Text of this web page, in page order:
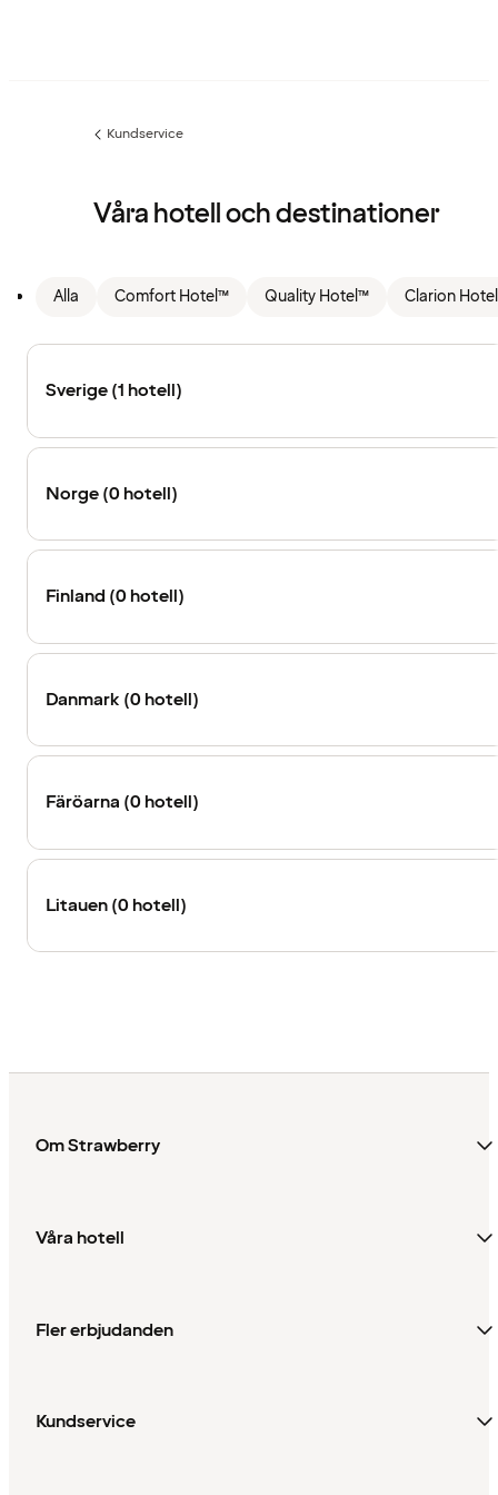
Föregående
Kundservice
Våra hotell och destinationer
Alla Comfort Hotel™ Quality Hotel™ Clarion
Sverige (1 hotell)
Norge (0 hotell)
Finland (0 hotell)
Danmark (0 hotell)
Färöarna (0 hotell)
Litauen (0 hotell)
Om Strawberry
Våra hotell
Fler erbjudanden
Kundservice